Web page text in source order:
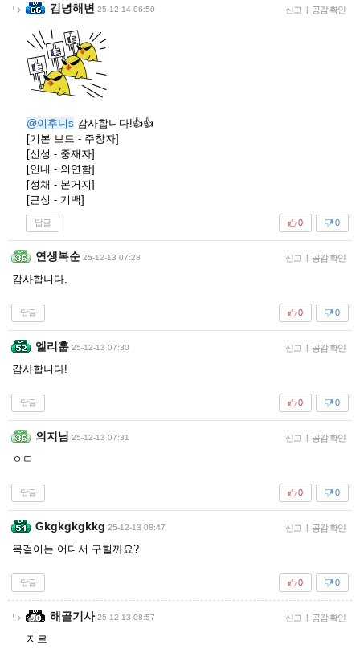
김녕해변 25-12-14 06:50 신고 | 공감 확인
@이후니s 감사합니다!👍👍
[기본 보드 - 주창자]
[신성 - 중재자]
[인내 - 의연함]
[성채 - 본거지]
[근성 - 기백]
답글 0
0
연생복순 25-12-13 07:28 신고 | 공감 확인
감사합니다.
답글 0
0
엘리훕 25-12-13 07:30 신고 | 공감 확인
감사합니다!
답글 0
0
의지님 25-12-13 07:31 신고 | 공감 확인
ㅇㄷ
답글 0
0
Gkgkgkgkkg 25-12-13 08:47 신고 | 공감 확인
목걸이는 어디서 구힐까요?
답글 0
0
해골기사 25-12-13 08:57 신고 | 공감 확인
지르